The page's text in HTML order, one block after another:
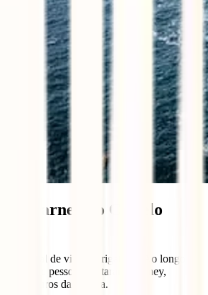
Blarney no Castelo
é um local de visita obrigatória. Ao longo
de pessoas visitaram Blarney,
tesouros da Irlanda.